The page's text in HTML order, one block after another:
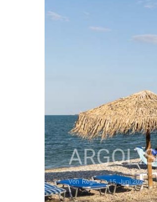
ARGOLIS
Von Regine - 15. Juni 2022